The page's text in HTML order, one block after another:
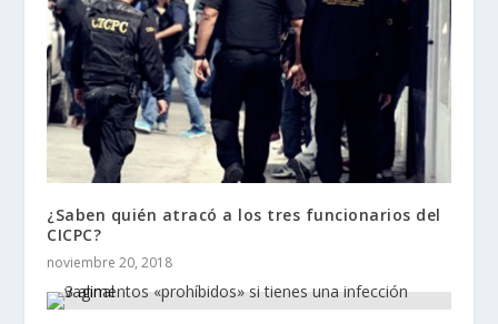
¿Saben quién atracó a los tres funcionarios del
CICPC?
noviembre 20, 2018